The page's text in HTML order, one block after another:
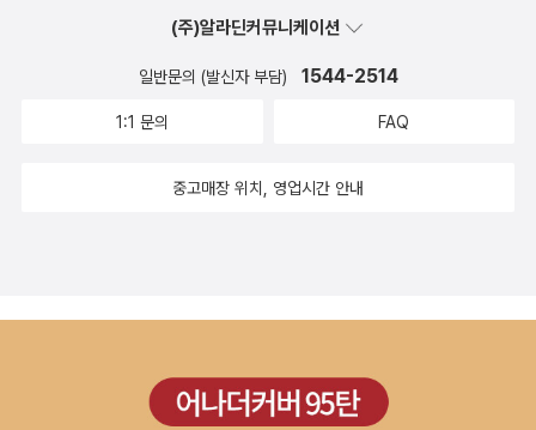
는 왜 그런 생각이 들지 않을까. 혹시 언니보다 내가 더 이상한 사람인
보다 더 부도덕한 인간은 아닌지 깊게 고민했다. (43쪽) ​2025년의
발견이라 하고 싶은 이서수의 소설이다. 너무 예쁜 소설이라 큰 기대
의 가치라 말하지만, 사랑에 '너무' 빠지면 안 된다고 말하는 우리네
런 세상에 묵묵히 적응해버린 나. 그런 내가 바로 이 소설의 '나'이고,
들도 찬찬히 살펴보았다. 한국에서 멀리 사시는 분이 각별한 안목으
로 선택해 주신 책이어서, 한글로 쓰인 책이어서 더 반갑고 더 좋았다.
기가 어려웠어요. 그리고 리뷰를 쓸때는 귀하고 좋은 작품들을 만나
보게 해주셨기에 그에 대한 감사의 표시로 별점 5점을 무조건 드렸지
하게 별점을 주었으며 대체로 3개 반에서 4개 정도 드렸습니다. 인터
양장 노트를 바라는 것은 출판사에 부담이 되므로 그냥 현재처럼 리
(주)알라딘커뮤니케이션
일반문의 (발신자 부담) 1544-2514
1:1 문의 FAQ
중고매장 위치, 영업시간 안내